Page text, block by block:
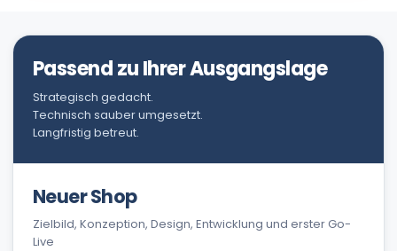
Passend zu Ihrer Ausgangslage
Strategisch gedacht.
Technisch sauber umgesetzt.
Langfristig betreut.
Neuer Shop
Zielbild, Konzeption, Design, Entwicklung und erster Go-
Live